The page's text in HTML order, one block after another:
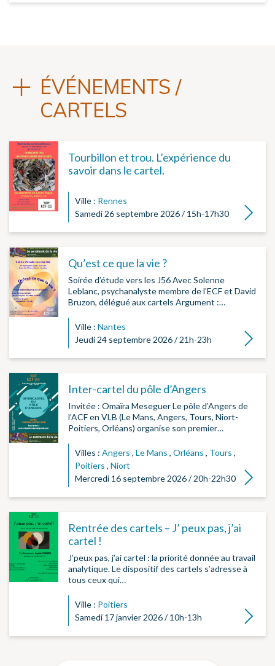
ÉVÉNEMENTS /
CARTELS
Tourbillon et trou. L’expérience du
savoir dans le cartel.
Ville : Rennes
Samedi 26 septembre 2026 / 15h-17h30
Lire la
Qu’est ce que la vie ?
Soirée d’étude vers les J56 Avec Solenne
Leblanc, psychanalyste membre de l’ECF et David
Bruzon, délégué aux cartels Argument :…
Ville : Nantes
Jeudi 24 septembre 2026 / 21h-23h
Lire la
Inter-cartel du pôle d’Angers
Invitée : Omaïra Meseguer Le pôle d’Angers de
l’ACF en VLB (Le Mans, Angers, Tours, Niort-
Poitiers, Orléans) organise son premier…
Villes : Angers , Le Mans , Orléans , Tours ,
Poitiers , Niort
Mercredi 16 septembre 2026 / 20h-22h30
Lire la
Rentrée des cartels – J’ peux pas, j’ai
cartel !
J’peux pas, j’ai cartel : la priorité donnée au travail
analytique. Le dispositif des cartels s’adresse à
tous ceux qui…
Ville : Poitiers
Samedi 17 janvier 2026 / 10h-13h
Lire la